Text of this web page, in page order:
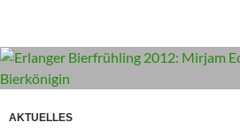
AKTUELLES